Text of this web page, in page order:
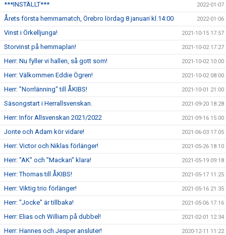
***INSTÄLLT*** 2022-01-07
Årets första hemmamatch, Örebro lördag 8 januari kl.14:00 2022-01-06
Vinst i Örkelljunga! 2021-10-15 17:57
Storvinst på hemmaplan! 2021-10-02 17:27
Herr: Nu fyller vi hallen, så gott som! 2021-10-02 10:00
Herr: Välkommen Eddie Ögren! 2021-10-02 08:00
Herr: "Norrlänning" till ÅKIBS! 2021-10-01 21:00
Säsongstart i Herrallsvenskan. 2021-09-20 18:28
Herr: Inför Allsvenskan 2021/2022 2021-09-16 15:00
Jonte och Adam kör vidare! 2021-06-03 17:05
Herr: Victor och Niklas förlänger! 2021-05-26 18:10
Herr: "AK" och "Mackan" klara! 2021-05-19 09:18
Herr: Thomas till ÅKIBS! 2021-05-17 11:25
Herr: Viktig trio förlänger! 2021-05-16 21:35
Herr: "Jocke" är tillbaka! 2021-05-06 17:16
Herr: Elias och William på dubbel! 2021-02-01 12:34
Herr: Hannes och Jesper ansluter! 2020-12-11 11:22